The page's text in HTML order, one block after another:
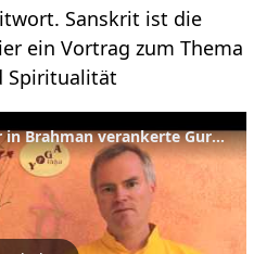
Sanskrit ist die
ein Vortrag zum Thema
Spiritualität
Brahma Nishta Guru -- der in Brahman verankerte Guru -- Sanskrit Lexikon